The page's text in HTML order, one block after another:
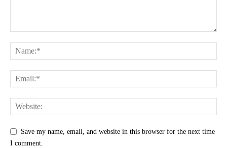
Save my name, email, and website in this browser for the next time
I comment.